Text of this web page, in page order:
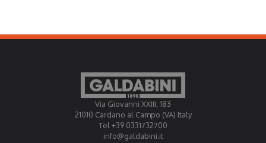
progetto.
riportare barre, alberi, tubi e profili alla loro geometria
originale attraverso l'applicazione controllata della forza.
Via Giovanni XXIII, 183
21010 Cardano al Campo (VA) Italy
Tel +39 0331732700
info@galdabini.it